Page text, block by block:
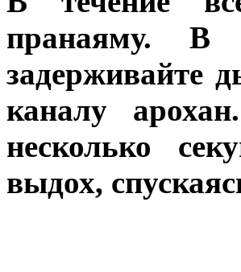
пранаяму. В
задерживайте
каналу
несколько
выдох,